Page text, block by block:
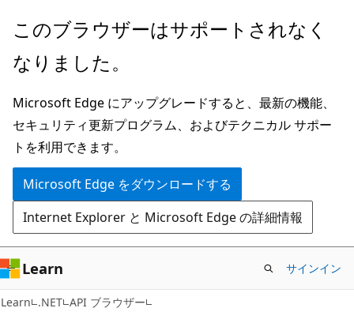
メ
ン
ン
テ
ン
ツ
に
ス
キ
ッ
プ
ペ
ジ
ナ
ビ
ゲ
ー
シ
ョ
ン
に
ス
キ
このブラウザーはサポートされなく
なりました。
Microsoft Edge にアップグレードすると、最新の機能、
セキュリティ更新プログラム、およびテクニカル サポー
トを利用できます。
Microsoft Edge をダウンロードする
Internet Explorer と Microsoft Edge の詳細情報
Learn サインイン
Learn .NET API ブラウザー